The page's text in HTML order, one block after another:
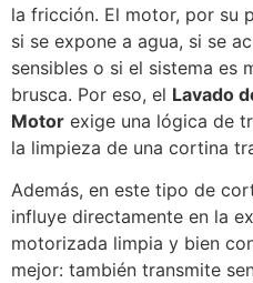
la fricción. El motor, por su
si se expone a agua, si se
sensibles o si el sistema es
brusca. Por eso, el Lavado
Motor exige una lógica de
la limpieza de una cortina
Además, en este tipo de
influye directamente en la
motorizada limpia y bien
mejor: también transmite